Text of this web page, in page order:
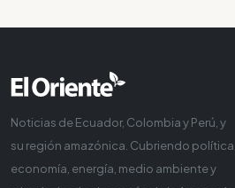
Noticias de Ecuador, Colombia y Perú, y
su región amazónica. Cubriendo política,
economía, energía, medio ambiente y